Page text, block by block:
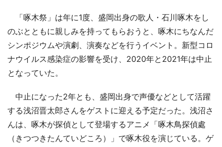
「啄木祭」は年に1度、盛岡出身の歌人・石川啄木をし
のぶとともに親しみを持ってもらおうと、啄木にちなんだ
シンポジウムや演劇、演奏などを行うイベント。新型コロ
ナウイルス感染症の影響を受け、2020年と2021年は中止
となっていた。
中止になった2年とも、盛岡出身で声優などとして活躍
する浅沼晋太郎さんをゲストに迎える予定だった。浅沼さ
んは、啄木が探偵として登場するアニメ「啄木鳥探偵處
（きつつきたんていどころ）」で啄木役を演じている。ゲ